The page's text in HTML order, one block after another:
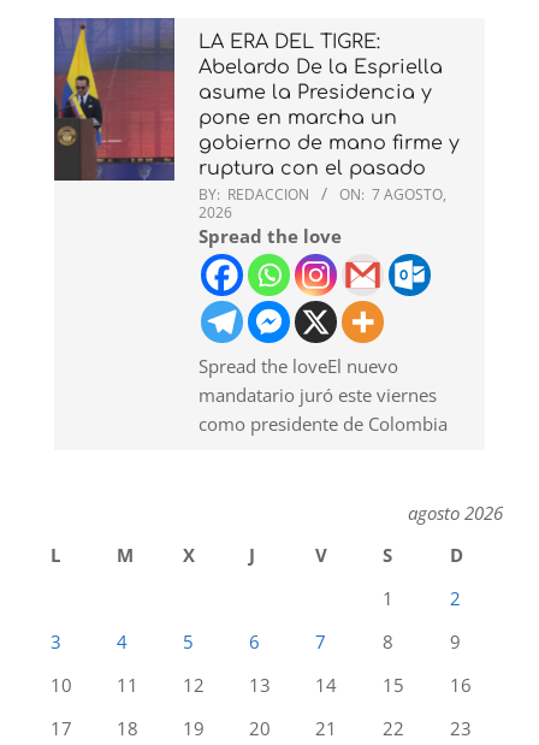
LA ERA DEL TIGRE:
Abelardo De la Espriella
asume la Presidencia y
pone en marcha un
gobierno de mano firme y
ruptura con el pasado
BY: REDACCION ON: 7 AGOSTO,
2026
Spread the love
Spread the loveEl nuevo
mandatario juró este viernes
como presidente de Colombia
agosto 2026
L
M X J V S
D
1
2
3
4 5 6 7 8
9
10
11 12 13 14 15
16
17
18 19 20 21 22
23